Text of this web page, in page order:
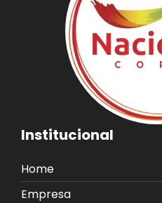
Institucional
Home
Empresa